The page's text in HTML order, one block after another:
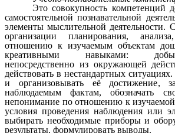
Это совокупность компетенций
самостоятельной познавательной
элементы мыслительной деятельности.
организации планирования,
отношению к изучаемым объектам
креативными навыками:
непосредственно из окружающей
действовать в нестандартных
и организовывать её достижение,
наблюдаемым фактам, обозначать
непонимание по отношению к
условия проведения наблюдения или
выбирать необходимые приборы и
результаты, формулировать выводы.